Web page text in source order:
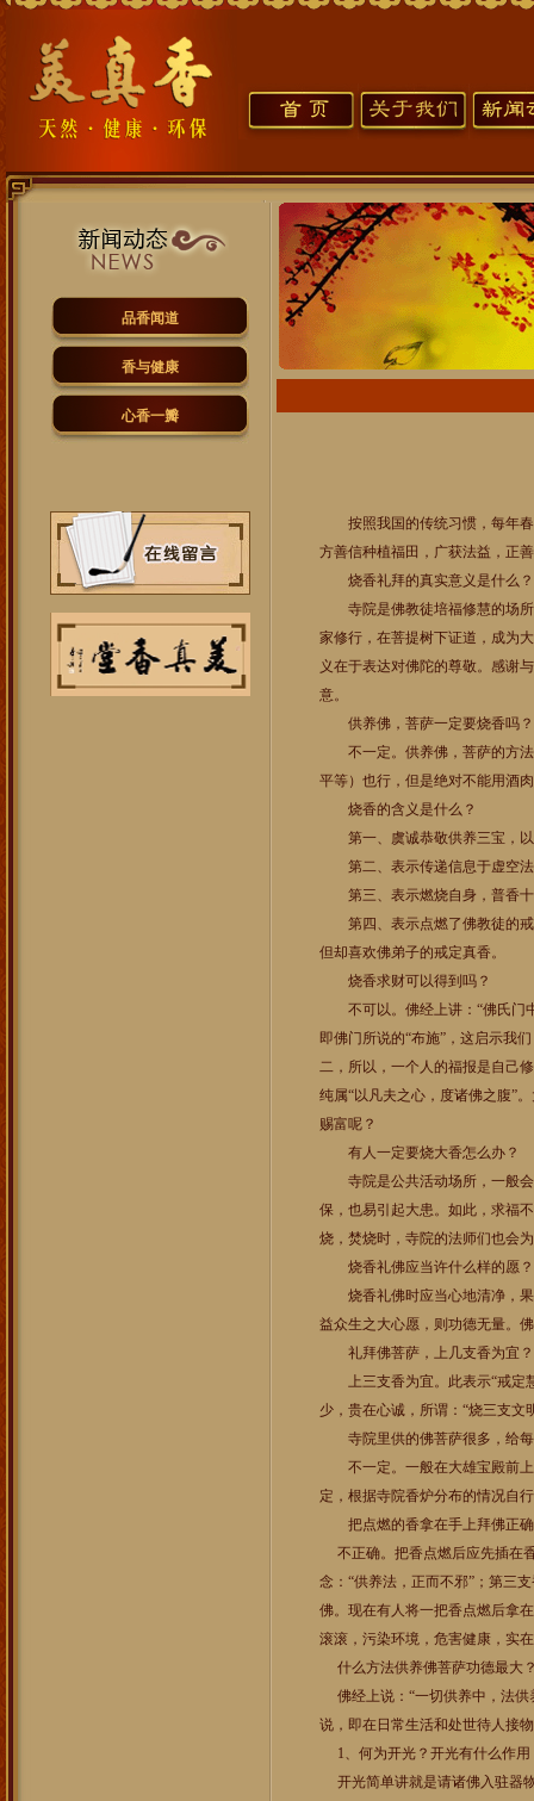
品香闻道
香与健康
心香一瓣
按照我国的传统习惯，每年春
方善信种植福田，广获法益，正
烧香礼拜的真实意义是什么？
寺院是佛教徒培福修慧的场所
家修行，在菩提树下证道，成为
义在于表达对佛陀的尊敬。感谢
意。
供养佛，菩萨一定要烧香吗？
不一定。供养佛，菩萨的方法
平等）也行，但是绝对不能用酒
烧香的含义是什么？
第一、虞诚恭敬供养三宝，以
第二、表示传递信息于虚空法
第三、表示燃烧自身，普香十
第四、表示点燃了佛教徒的戒
但却喜欢佛弟子的戒定真香。
烧香求财可以得到吗？
不可以。佛经上讲：“佛氏门中
即佛门所说的“布施”，这启示我
二，所以，一个人的福报是自己
纯属“以凡夫之心，度诸佛之腹”
赐富呢？
有人一定要烧大香怎么办？
寺院是公共活动场所，一般会
保，也易引起大患。如此，求福
烧，焚烧时，寺院的法师们也会
烧香礼佛应当许什么样的愿？
烧香礼佛时应当心地清净，果
益众生之大心愿，则功德无量。
礼拜佛菩萨，上几支香为宜？
上三支香为宜。此表示“戒定慧
少，贵在心诚，所谓：“烧三支文
寺院里供的佛菩萨很多，给每
不一定。一般在大雄宝殿前上
定，根据寺院香炉分布的情况自
把点燃的香拿在手上拜佛正确
不正确。把香点燃后应先插在
念：“供养法，正而不邪”；第三
佛。现在有人将一把香点燃后拿
滚滚，污染环境，危害健康，实
什么方法供养佛菩萨功德最大
佛经上说：“一切供养中，法供
说，即在日常生活和处世待人接
1、何为开光？开光有什么作用
开光简单讲就是请诸佛入驻器